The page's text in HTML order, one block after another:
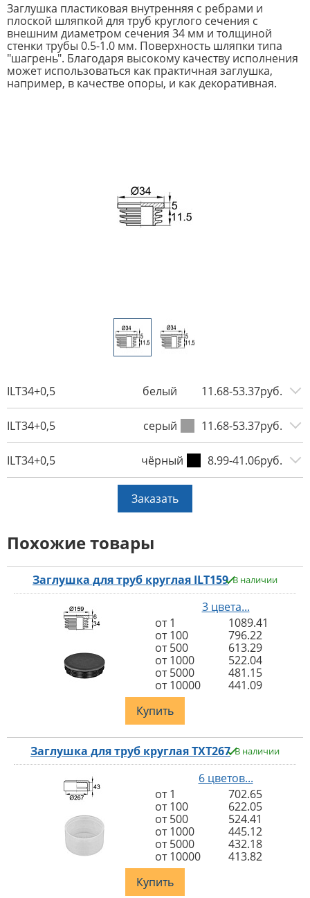
Заглушка пластиковая внутренняя с ребрами и
плоской шляпкой для труб круглого сечения с
внешним диаметром сечения 34 мм и толщиной
стенки трубы 0.5-1.0 мм. Поверхность шляпки типа
"шагрень". Благодаря высокому качеству исполнения
может использоваться как практичная заглушка,
например, в качестве опоры, и как декоративная.
ILT34+0,5 белый 11.68-53.37руб.
ILT34+0,5 серый 11.68-53.37руб.
ILT34+0,5 чёрный 8.99-41.06руб.
Заказать
Похожие товары
Заглушка для труб круглая ILT159 В наличии
3 цвета...
от 1
1089.41
от 100
796.22
от 500
613.29
от 1000
522.04
от 5000
481.15
от 10000
441.09
Купить
Заглушка для труб круглая TXT267 В наличии
6 цветов...
от 1
702.65
от 100
622.05
от 500
524.41
от 1000
445.12
от 5000
432.18
от 10000
413.82
Купить